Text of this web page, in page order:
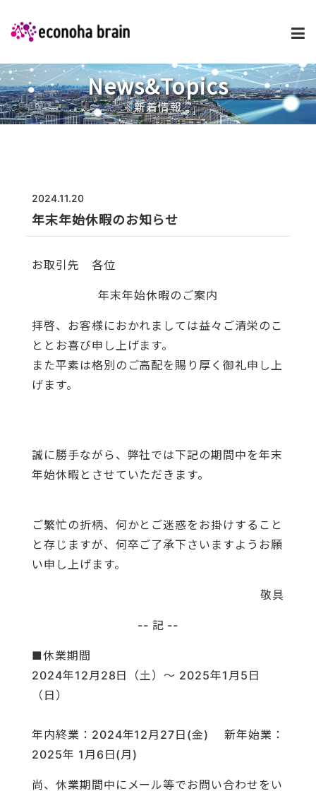
企業情報
採用情報
お問い合わせ
News&Topics
新着情報
2024.11.20
年末年始休暇のお知らせ
お取引先 各位
年末年始休暇のご案内
拝啓、お客様におかれましては益々ご清栄のこ
ととお喜び申し上げます。
また平素は格別のご高配を賜り厚く御礼申し上
げます。
誠に勝手ながら、弊社では下記の期間中を年末
年始休暇とさせていただきます。
ご繁忙の折柄、何かとご迷惑をお掛けすること
と存じますが、何卒ご了承下さいますようお願
い申し上げます。
敬具
-- 記 --
■休業期間
2024年12月28日（土 ）～ 2025年1月5日
（ 日 ）
年内終業： 2024年12月27日(金) 新年始業：
2025年 1月6日(月 )
尚、休業期間中にメール等でお問い合わせをい